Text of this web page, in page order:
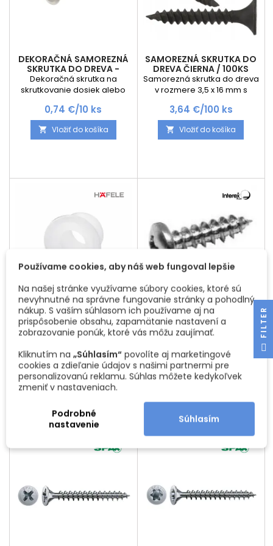
DEKORAČNÁ SAMOREZNÁ
SKRUTKA DO DREVA -
PLOCHÁ / 10KS
Dekoračná skrutka na
skrutkovanie dosiek alebo
Cena
0,74 €/10 ks
 Vložiť do košíka
SAMOREZNÁ SKRUTKA DO
DREVA ČIERNA / 100KS
Samorezná skrutka do dreva
v rozmere 3,5 x 16 mm s
Hlavička skrutky je zapustená
Cena je za 100 ks
Cena
3,64 €/100 ks
 Vložiť do košíka
PVC PODLOŽKA POD
SKRUTKY ÚCHYTIEK NA
SKLENENÉ DVIERKA - 10KS /
TRANSPARENT
Plastová podložka slúži na
možné uchytiť úchytku a
neprasklo sklo. Cena je za 10
kusov
Cena
0,81 €
 Vložiť do košíka
SKRUTKY SAMOREZNÉ S
POĽGULATOU HLAVOU /
ZINOK - 10KS
Samorezné skrutky skrutky
výsuvov Cena je za balenie
10ks
Cena
0,39 €
 Vložiť do košíka
Používame cookies, aby náš web fungoval lepšie
Na našej stránke využívame súbory cookies, ktoré sú
nevyhnutné na správne fungovanie stránky a pohodlný
nákup. S vaším súhlasom ich používame aj na
prispôsobenie obsahu, zapamätanie nastavení a
zobrazovanie ponúk, ktoré vás môžu zaujímať.
Kliknutím na „Súhlasím“ povolíte aj marketingové
cookies a zdieľanie údajov s našimi partnermi pre
personalizovanú reklamu. Súhlas môžete kedykoľvek
zmeniť v nastaveniach.
Podrobné
nastavenie
Súhlasím
R